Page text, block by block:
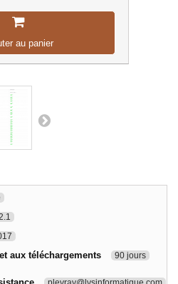
au panier
aux téléchargements 90 jours